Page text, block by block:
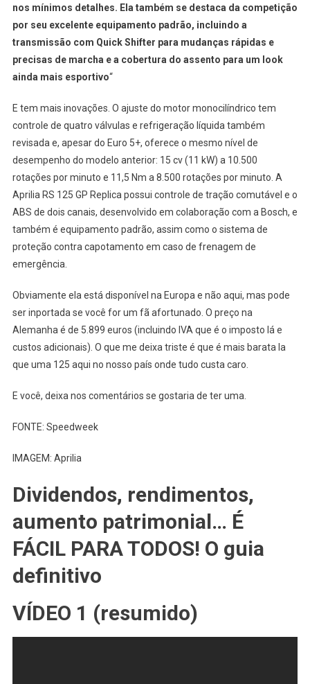
nos mínimos detalhes. Ela também se destaca da competição
por seu excelente equipamento padrão, incluindo a
transmissão com Quick Shifter para mudanças rápidas e
precisas de marcha e a cobertura do assento para um look
ainda mais esportivo“
E tem mais inovações. O ajuste do motor monocilíndrico tem
controle de quatro válvulas e refrigeração líquida também
revisada e, apesar do Euro 5+, oferece o mesmo nível de
desempenho do modelo anterior: 15 cv (11 kW) a 10.500
rotações por minuto e 11,5 Nm a 8.500 rotações por minuto. A
Aprilia RS 125 GP Replica possui controle de tração comutável e o
ABS de dois canais, desenvolvido em colaboração com a Bosch, e
também é equipamento padrão, assim como o sistema de
proteção contra capotamento em caso de frenagem de
emergência.
Obviamente ela está disponível na Europa e não aqui, mas pode
ser inportada se você for um fã afortunado. O preço na
Alemanha é de 5.899 euros (incluindo IVA que é o imposto lá e
custos adicionais). O que me deixa triste é que é mais barata la
que uma 125 aqui no nosso país onde tudo custa caro.
E você, deixa nos comentários se gostaria de ter uma.
FONTE: Speedweek
IMAGEM: Aprilia
Dividendos, rendimentos,
aumento patrimonial… É
FÁCIL PARA TODOS! O guia
definitivo
VÍDEO 1 (resumido)